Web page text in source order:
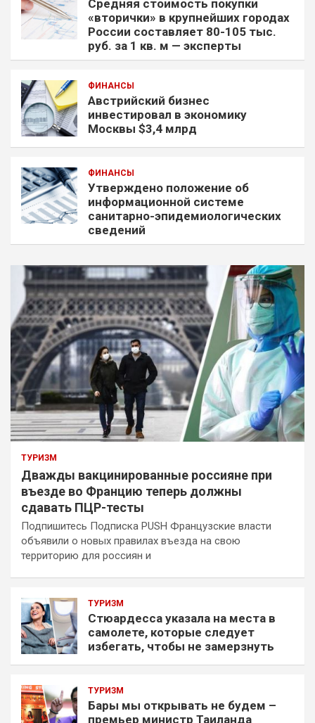
Средняя стоимость покупки
«вторички» в крупнейших городах
России составляет 80-105 тыс.
руб. за 1 кв. м — эксперты
ФИНАНСЫ
Австрийский бизнес
инвестировал в экономику
Москвы $3,4 млрд
ФИНАНСЫ
Утверждено положение об
информационной системе
санитарно-эпидемиологических
сведений
ТУРИЗМ
Дважды вакцинированные россияне при
въезде во Францию теперь должны
сдавать ПЦР-тесты
Подпишитесь Подписка PUSH Французские власти
объявили о новых правилах въезда на свою
территорию для россиян и
ТУРИЗМ
Стюардесса указала на места в
самолете, которые следует
избегать, чтобы не замерзнуть
ТУРИЗМ
Бары мы открывать не будем –
премьер министр Таиланда